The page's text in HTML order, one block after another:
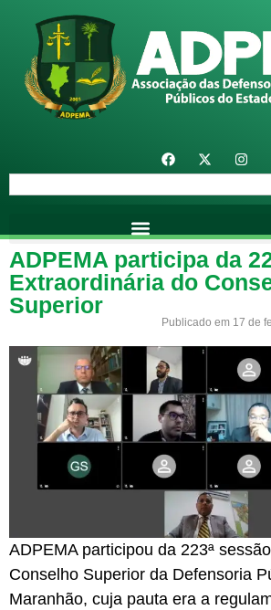
ADPEMA participa da
Extraordinária do
Superior
Publicado em 17 de
ADPEMA participou da 223ª
Conselho Superior da Defensoria
Maranhão, cuja pauta era a